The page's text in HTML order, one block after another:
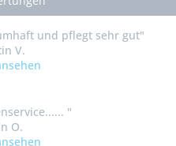
und pflegt sehr gut"
V.
"
O.